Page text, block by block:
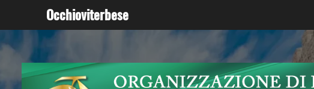
Occhioviterbese